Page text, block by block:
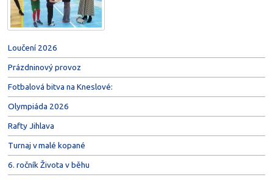
Loučení 2026
Prázdninový provoz
Fotbalová bitva na Kneslové:
Olympiáda 2026
Rafty Jihlava
Turnaj v malé kopané
6. ročník Života v běhu